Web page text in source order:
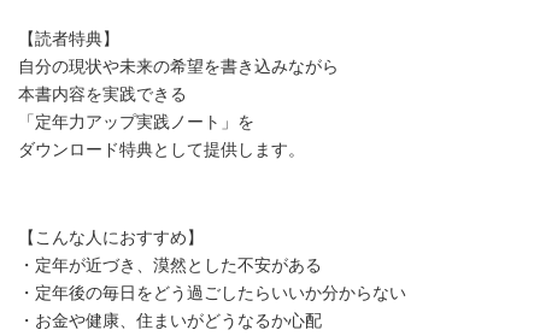
【読者特典】
自分の現状や未来の希望を書き込みながら
本書内容を実践できる
「定年力アップ実践ノート」を
ダウンロード特典として提供します。
【こんな人におすすめ】
・定年が近づき、漠然とした不安がある
・定年後の毎日をどう過ごしたらいいか分からない
・お金や健康、住まいがどうなるか心配